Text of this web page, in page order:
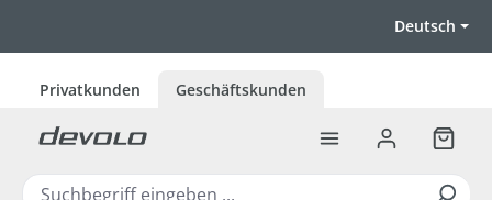
Deutsch
Privatkunden Geschäftskunden